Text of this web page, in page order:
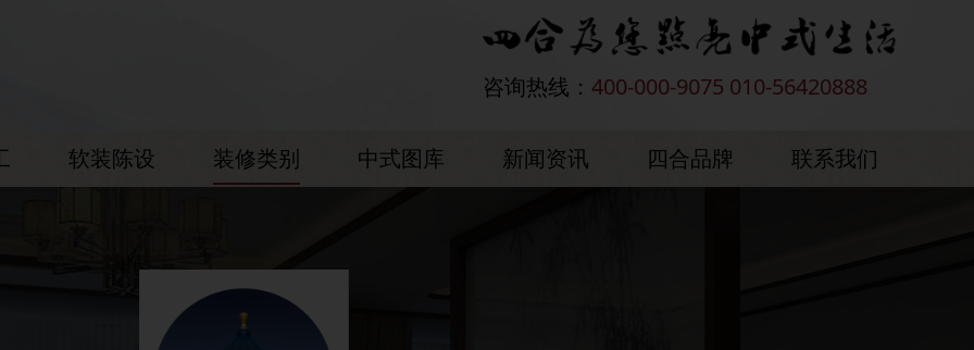
咨询热线： 400-000-9075 010-56420888
软装陈设 装修类别 中式图库 新闻资讯 四合品牌 联系我们